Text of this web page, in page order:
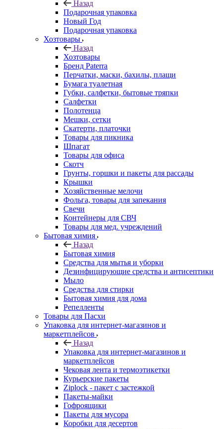
Назад
Подарочная упаковка
Новый Год
Подарочная упаковка
Хозтовары
Назад
Хозтовары
Бренд Paterra
Перчатки, маски, бахилы, плащи
Бумага туалетная
Губки, салфетки, бытовые тряпки
Салфетки
Полотенца
Мешки, сетки
Скатерти, платочки
Товары для пикника
Шпагат
Товары для офиса
Скотч
Грунты, горшки и пакеты для рассады
Крышки
Хозяйственные мелочи
Фольга, товары для запекания
Свечи
Контейнеры для СВЧ
Товары для мед. учреждений
Бытовая химия
Назад
Бытовая химия
Средства для мытья и уборки
Дезинфицирующие средства и антисептики
Мыло
Средства для стирки
Бытовая химия для дома
Репелленты
Товары для Пасхи
Упаковка для интернет-магазинов и
маркетплейсов
Назад
Упаковка для интернет-магазинов и
маркетплейсов
Чековая лента и термоэтикетки
Курьерские пакеты
Ziplock - пакет с застежкой
Пакеты-майки
Гофроящики
Пакеты для мусора
Коробки для десертов